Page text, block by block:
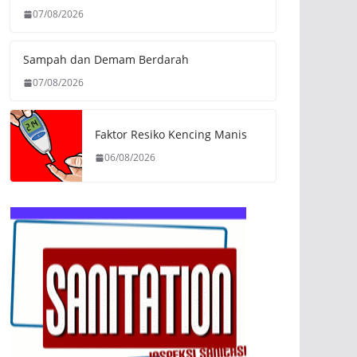
07/08/2026
Sampah dan Demam Berdarah
07/08/2026
Faktor Resiko Kencing Manis
06/08/2026